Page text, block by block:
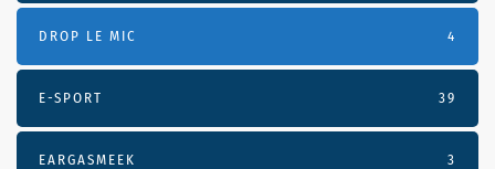
DROP LE MIC 4
E-SPORT 39
EARGASMEEK 3